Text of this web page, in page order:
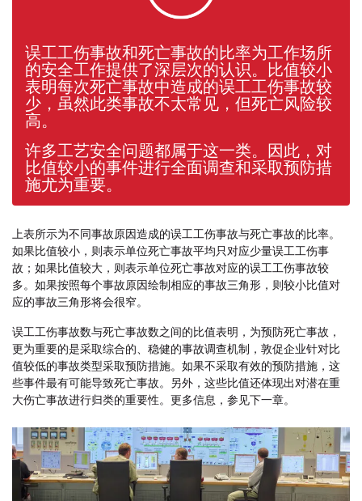
误工工伤事故和死亡事故的比率为工作场所
的安全工作提供了深层次的认识。比值较小
表明每次死亡事故中造成的误工工伤事故较
少，虽然此类事故不太常见，但死亡风险较
高。
许多工艺安全问题都属于这一类。因此，对
比值较小的事件进行全面调查和采取预防措
施尤为重要。
上表所示为不同事故原因造成的误工工伤事故与死亡事故的比率。
如果比值较小，则表示单位死亡事故平均只对应少量误工工伤事
故；如果比值较大，则表示单位死亡事故对应的误工工伤事故较
多。如果按照每个事故原因绘制相应的事故三角形，则较小比值对
应的事故三角形将会很窄。
误工工伤事故数与死亡事故数之间的比值表明，为预防死亡事故，
更为重要的是采取综合的、稳健的事故调查机制，敦促企业针对比
值较低的事故类型采取预防措施。如果不采取有效的预防措施，这
些事件最有可能导致死亡事故。另外，这些比值还体现出对潜在重
大伤亡事故进行归类的重要性。更多信息，参见下一章。